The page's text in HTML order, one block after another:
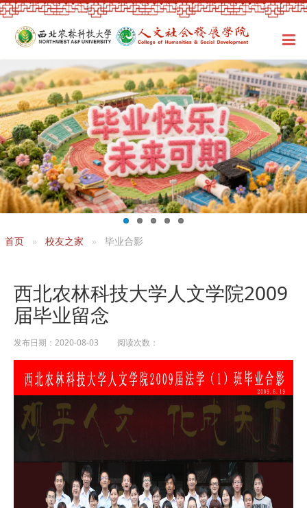
首页 校友之家 毕业合影
西北农林科技大学人文学院2009
届毕业留念
发布日期：2020-08-03 阅读次数：